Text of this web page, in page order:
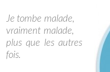
Je tombe malade,
vraiment malade,
plus que les autres
fois.